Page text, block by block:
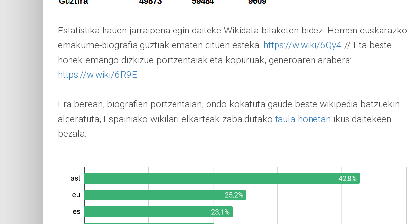
Estatistika hauen jarraipena egin daiteke Wikidata bilaketen bidez. Hemen euskarazko
emakume-biografia guztiak ematen dituen esteka: https://w.wiki/6Qy4 // Eta beste
honek emango dizkizue portzentaiak eta kopuruak, generoaren arabera:
https://w.wiki/6R9E
Era berean, biografien portzentaian, ondo kokatuta gaude beste wikipedia batzuekin
alderatuta, Espainiako wikilari elkarteak zabaldutako taula honetan ikus daitekeen
bezala: